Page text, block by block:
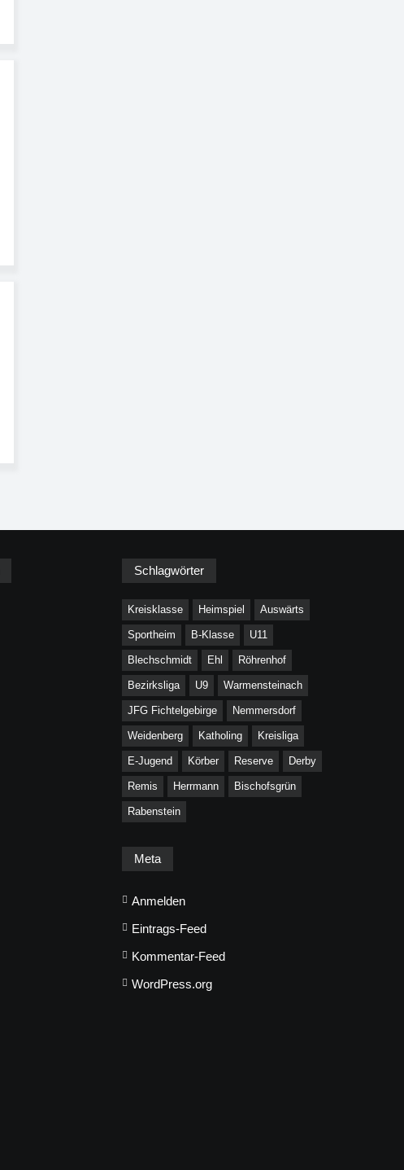
Schlagwörter
Kreisklasse Heimspiel Auswärts
Sportheim B-Klasse U11
Blechschmidt Ehl Röhrenhof
Bezirksliga U9 Warmensteinach
JFG Fichtelgebirge Nemmersdorf
Weidenberg Katholing Kreisliga
E-Jugend Körber Reserve Derby
Remis Herrmann Bischofsgrün
Rabenstein
Meta
Anmelden
Eintrags-Feed
Kommentar-Feed
WordPress.org